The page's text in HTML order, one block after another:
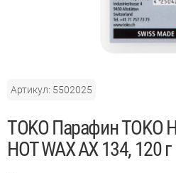
Артикул: 5502025
TOKO Парафин TOKO
HOT WAX AX 134, 120 г